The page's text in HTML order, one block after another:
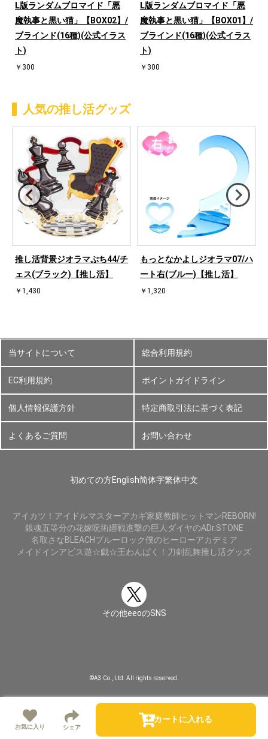
お気に入り シェア
カートに入れる
L版ランダムブロマイド「悪
魔執事と黒い猫」【BOX02】/
ブラインド(16種)(公式イラス
ト)
￥300
L版ランダムブロマイド「悪
魔執事と黒い猫」【BOX01】/
ブラインド(16種)(公式イラス
ト)
￥300
人気の推し活グッズ
推し活背景ジオラマぷち44/チ
ェス(ブラック)【推し活】
￥1,430
もっとなかよしジオラマ07/ハ
ート右(ブルー)【推し活】
￥1,320
当サイトについて 総合利用規約
EC利用規約 ポイントガイドライン
個人情報保護方針 特定商取引法に基づく表記
よくあるご質問 お問い合わせ
初めての方English简体字繁体中文
アイカツ！ アイドルマスターアカギ家庭教師ヒットマンREBORN!
銀魂五等分の花嫁呪術廻戦進撃の巨人 ダイヤのADr.STONE
名取さなBLEACHブルーロック僕のヒーローアカデミア
メイドインアビス遊☆戯☆王わんぱく！刀剣乱舞推し活グッズ
その他eeoのSNS
©A3 Co., Ltd. All rights reserved.